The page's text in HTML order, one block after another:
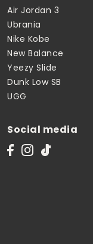
Air Jordan 3
Ubrania
Nike Kobe
New Balance
Yeezy Slide
Dunk Low SB
UGG
Social media